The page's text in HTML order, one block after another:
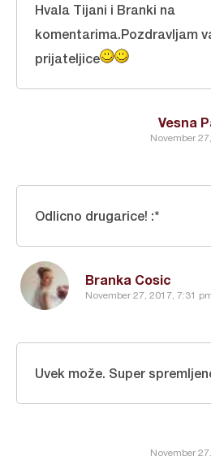
Vesna
November
Hvala Tijani i Branki na
komentarima.Pozdravljam
prijateljice
Branka Cosic
November 27, 2017, 7:31
Odlicno drugarice! :*
November
Uvek može. Super